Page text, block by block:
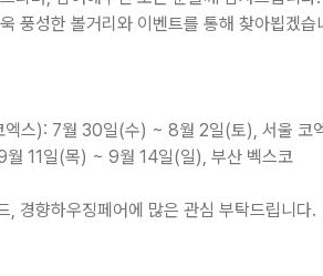
풍성한 볼거리와 이벤트를 통해 찾아뵙겠습
엑스): 7월 30일(수) ~ 8월 2일(토), 서울 코
월 11일(목) ~ 9월 14일(일), 부산 벡스코
, 경향하우징페어에 많은 관심 부탁드립니다.